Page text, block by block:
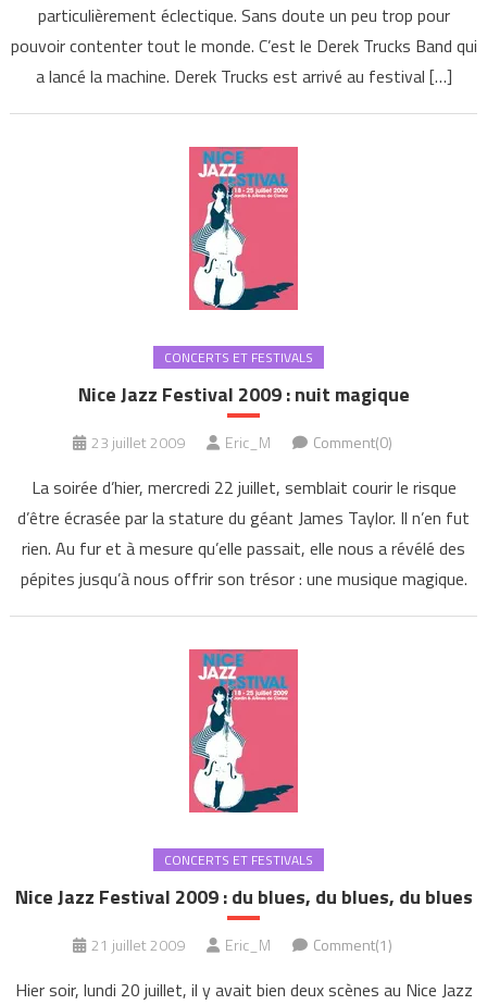
particulièrement éclectique. Sans doute un peu trop pour
pouvoir contenter tout le monde. C’est le Derek Trucks Band qui
a lancé la machine. Derek Trucks est arrivé au festival […]
CONCERTS ET FESTIVALS
Nice Jazz Festival 2009 : nuit magique
23 juillet 2009 Eric_M Comment(0)
La soirée d’hier, mercredi 22 juillet, semblait courir le risque
d’être écrasée par la stature du géant James Taylor. Il n’en fut
rien. Au fur et à mesure qu’elle passait, elle nous a révélé des
pépites jusqu’à nous offrir son trésor : une musique magique.
CONCERTS ET FESTIVALS
Nice Jazz Festival 2009 : du blues, du blues, du blues
21 juillet 2009 Eric_M Comment(1)
Hier soir, lundi 20 juillet, il y avait bien deux scènes au Nice Jazz